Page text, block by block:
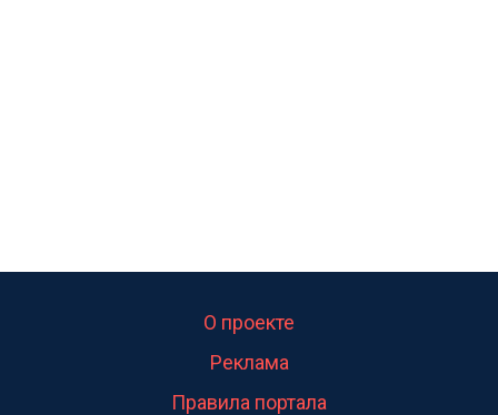
О проекте
Реклама
Правила портала